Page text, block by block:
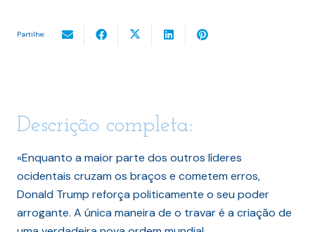
Partilhe:
Descrição completa:
«Enquanto a maior parte dos outros líderes
ocidentais cruzam os braços e cometem erros,
Donald Trump reforça politicamente o seu poder
arrogante. A única maneira de o travar é a criação de